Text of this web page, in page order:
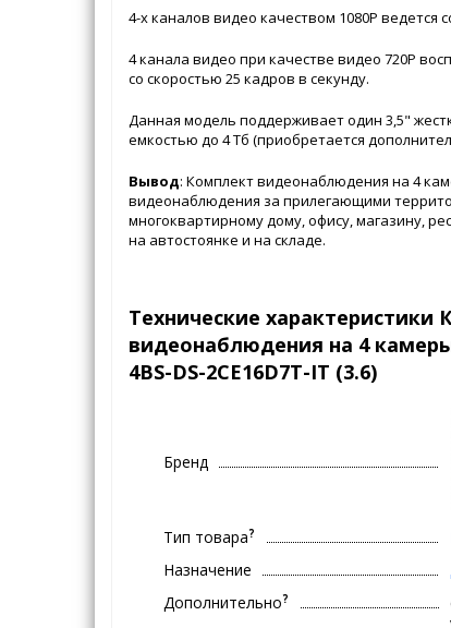
4-х каналов видео качеством 1080P ведется
4 канала видео при качестве видео 720P
со скоростью 25 кадров в секунду.
Данная модель поддерживает один 3,5"
емкостью до 4 Тб (приобретается
Вывод: Комплект видеонаблюдения на 4
видеонаблюдения за прилегающими
многоквартирному дому, офису, магазину,
на автостоянке и на складе.
Технические характеристики
видеонаблюдения на 4
4BS-DS-2CE16D7T-IT (3.6)
Бренд
Тип товара?
Назначение
Дополнительно?